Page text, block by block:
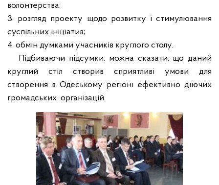
волонтерства;
3. розгляд проекту щодо розвитку і стимулювання
суспільних ініціатив;
4. обмін думками учасників круглого столу.
Підбиваючи підсумки, можна сказати, що даний
круглий стіл створив сприятливі умови для
створення в Одеському регіоні ефективно діючих
громадських організацій.